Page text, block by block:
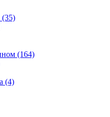
(35)
(164)
(4)